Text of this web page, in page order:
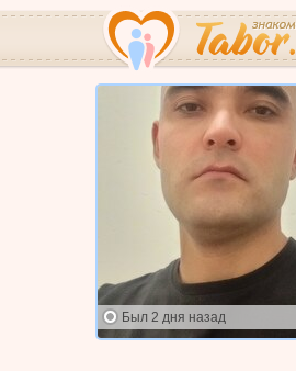
Был 2 дня назад